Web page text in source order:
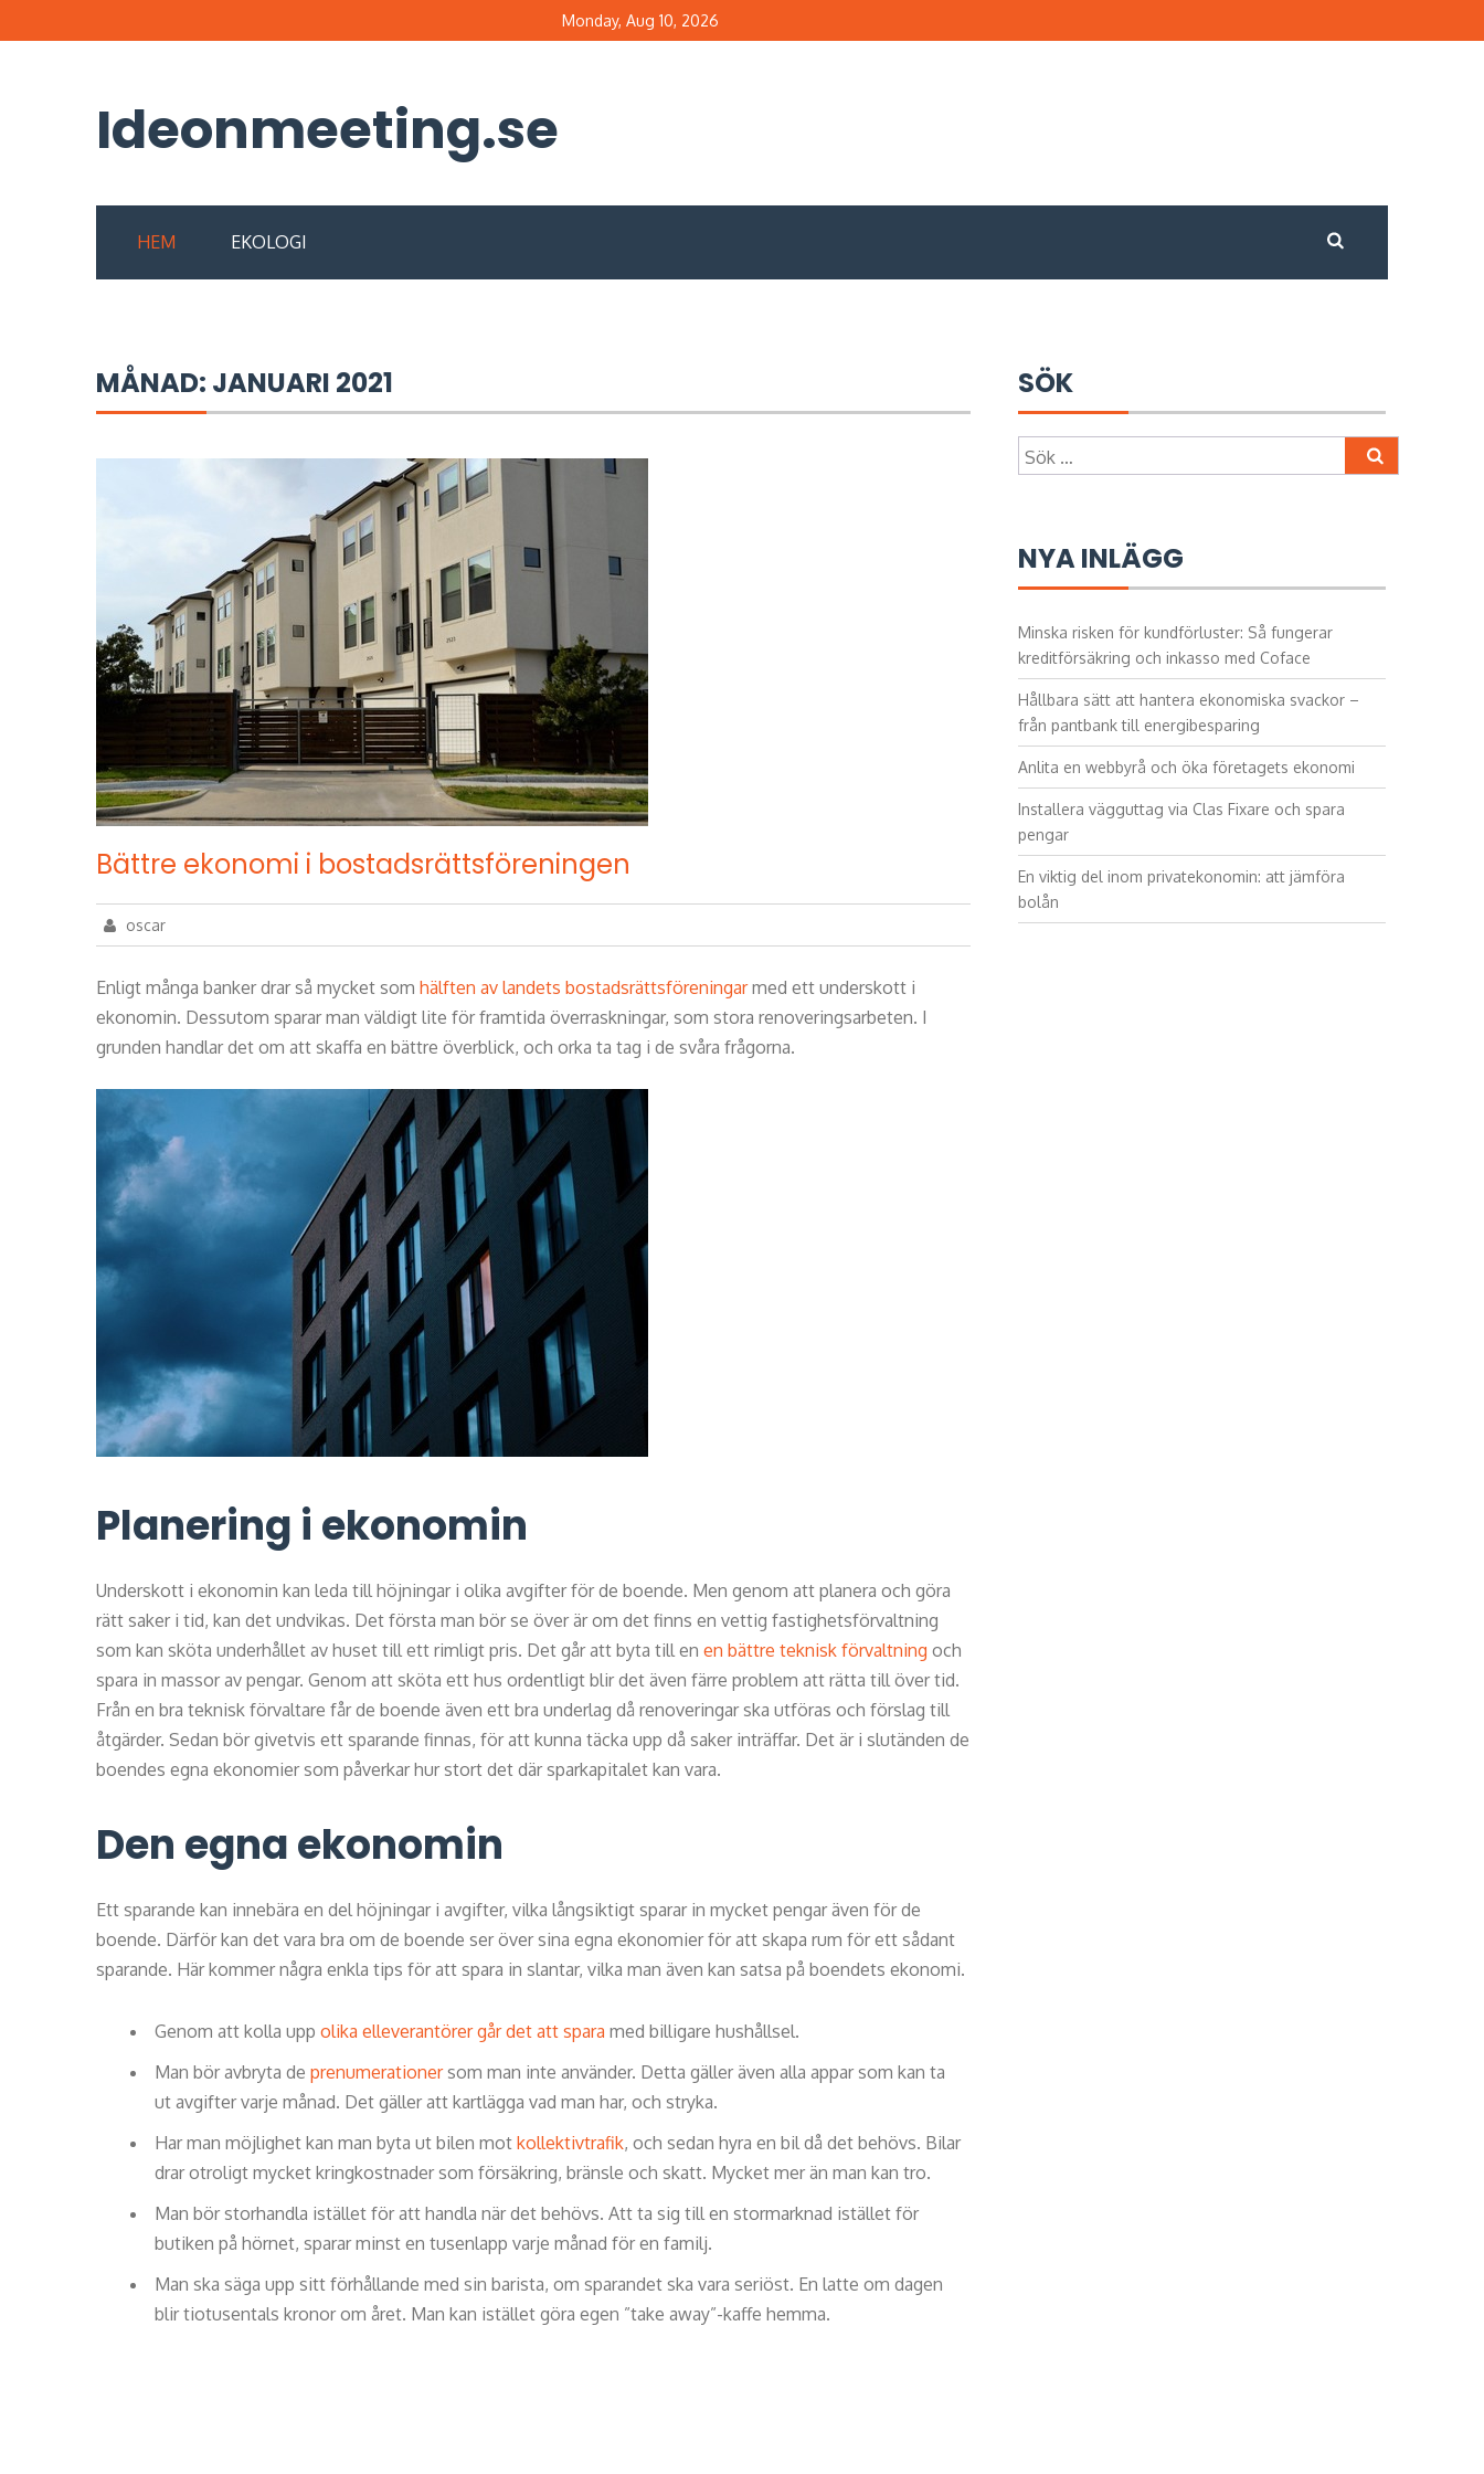
to
Monday, Aug 10, 2026
Ideonmeeting.se
HEM EKOLOGI
MÅNAD: JANUARI 2021
Bättre ekonomi i bostadsrättsföreningen
oscar
Enligt många banker drar så mycket som hälften av landets bostadsrättsföreningarmed ett underskott i
ekonomin. Dessutom sparar man väldigt lite för framtida överraskningar, som stora renoveringsarbeten. I
grunden handlar det om att skaffa en bättre överblick, och orka ta tag i de svåra frågorna.
Planering i ekonomin
Underskott i ekonomin kan leda till höjningar i olika avgifter för de boende. Men genom att planera och göra
rätt saker i tid, kan det undvikas. Det första man bör se över är om det finns en vettig fastighetsförvaltning
som kan sköta underhållet av huset till ett rimligt pris. Det går att byta till en en bättre teknisk förvaltning och
spara in massor av pengar. Genom att sköta ett hus ordentligt blir det även färre problem att rätta till över tid.
Från en bra teknisk förvaltare får de boende även ett bra underlag då renoveringar ska utföras och förslag till
åtgärder. Sedan bör givetvis ett sparande finnas, för att kunna täcka upp då saker inträffar. Det är i slutänden de
boendes egna ekonomier som påverkar hur stort det där sparkapitalet kan vara.
Den egna ekonomin
Ett sparande kan innebära en del höjningar i avgifter, vilka långsiktigt sparar in mycket pengar även för de
boende. Därför kan det vara bra om de boende ser över sina egna ekonomier för att skapa rum för ett sådant
sparande. Här kommer några enkla tips för att spara in slantar, vilka man även kan satsa på boendets ekonomi.
Genom att kolla upp olika elleverantörer går det att spara med billigare hushållsel.
Man bör avbryta de prenumerationersom man inte använder. Detta gäller även alla appar som kan ta
ut avgifter varje månad. Det gäller att kartlägga vad man har, och stryka.
Har man möjlighet kan man byta ut bilen mot kollektivtrafik, och sedan hyra en bil då det behövs. Bilar
drar otroligt mycket kringkostnader som försäkring, bränsle och skatt. Mycket mer än man kan tro.
Man bör storhandla istället för att handla när det behövs. Att ta sig till en stormarknad istället för
butiken på hörnet, sparar minst en tusenlapp varje månad för en familj.
Man ska säga upp sitt förhållande med sin barista, om sparandet ska vara seriöst. En latte om dagen
blir tiotusentals kronor om året. Man kan istället göra egen ”take away”-kaffe hemma.
SÖK
Sök
efter:
NYA INLÄGG
Minska risken för kundförluster: Så fungerar
kreditförsäkring och inkasso med Coface
Hållbara sätt att hantera ekonomiska svackor –
från pantbank till energibesparing
Anlita en webbyrå och öka företagets ekonomi
Installera vägguttag via Clas Fixare och spara
pengar
En viktig del inom privatekonomin: att jämföra
bolån